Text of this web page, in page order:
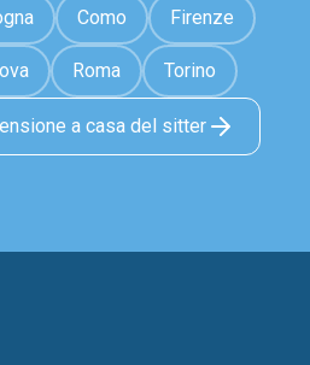
Como Firenze
Roma Torino
a casa del sitter